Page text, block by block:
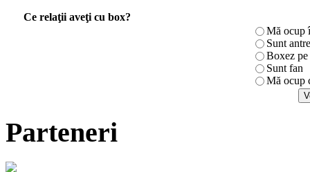
Ce relaţii aveţi cu box?
Mă ocup
Sunt
Boxez
Sunt fan
Mă ocup
Parteneri